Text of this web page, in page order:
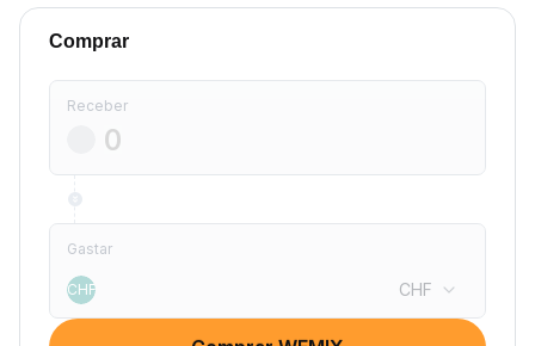
Comprar
Receber
Gastar
CHF CHF